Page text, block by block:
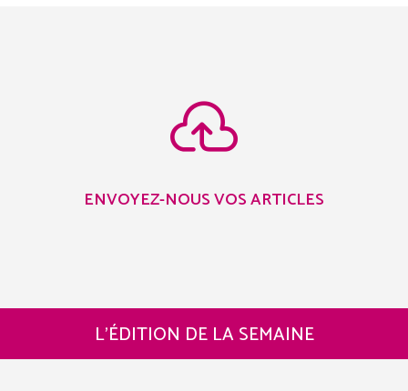

ENVOYEZ-NOUS VOS ARTICLES
L’ÉDITION DE LA SEMAINE